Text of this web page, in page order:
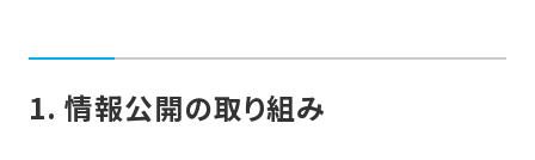
1. 情報公開の取り組み